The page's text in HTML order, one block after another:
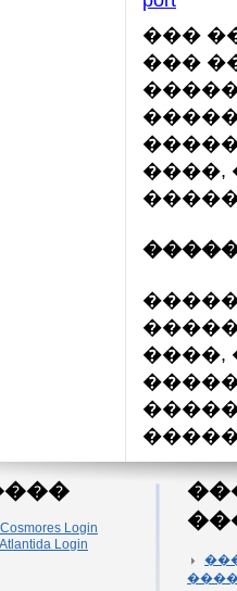
���
���
����,
����,
Cosmores Login
Atlantida Login